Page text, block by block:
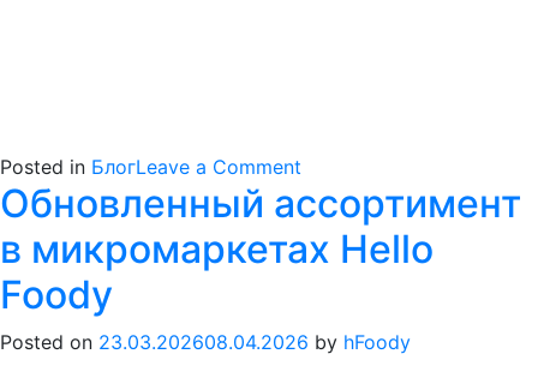
Posted in БлогLeave a Comment
Почему
в
микромаркетах
такой
Обновленный ассортимент
в микромаркетах Hello
Foody
Posted on 23.03.202608.04.2026 by hFoody